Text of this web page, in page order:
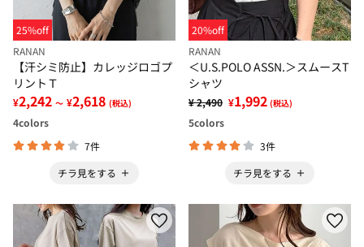
25%off
RANAN
【汗シミ防止】カレッジロゴプ
リントＴ
¥2,242 ～ ¥2,618 (税込)
4colors
7件
チラ見をする
20%off
RANAN
＜U.S.POLO ASSN.＞スムースT
シャツ
¥ 2,490 ¥1,992 (税込)
5colors
3件
チラ見をする